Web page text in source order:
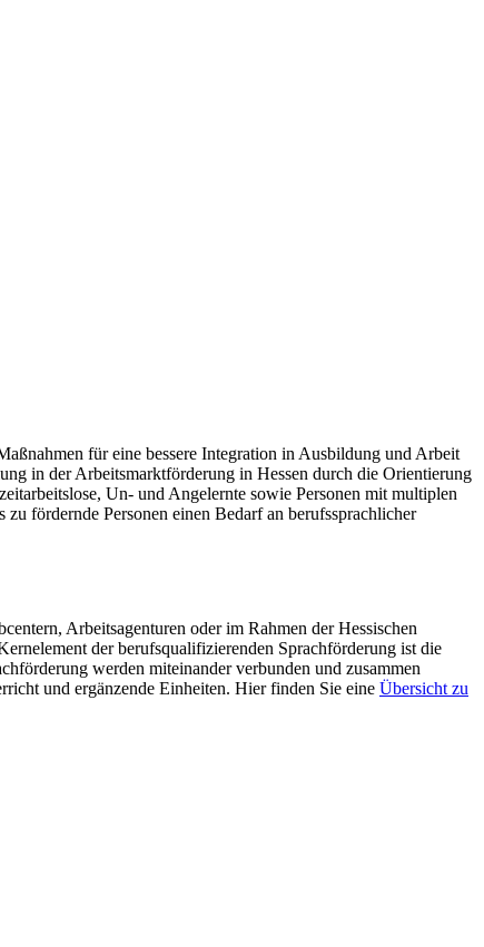
für eine bessere Integration in Ausbildung und Arbeit
in der Arbeitsmarktförderung in Hessen durch die Orientierung
Un- und Angelernte sowie Personen mit multiplen
fördernde Personen einen Bedarf an berufssprachlicher
Arbeitsagenturen oder im Rahmen der Hessischen
der berufsqualifizierenden Sprachförderung ist die
werden miteinander verbunden und zusammen
und ergänzende Einheiten. Hier finden Sie eine Übersicht zu